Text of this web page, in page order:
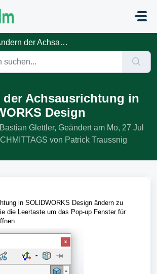
der Achsausrichtung in SOLIDWORKS Design
der Achsausrichtung in
Design
Glettler, Geändert am Mo, 27 Jul
von Patrick Traussnig
in SOLIDWORKS Design ändern zu
die Leertaste um das Pop-up Fenster für